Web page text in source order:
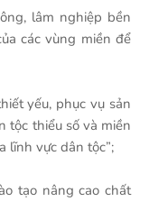
lâm nghiệp bền
các vùng miền để
yếu, phục vụ sản
tộc thiểu số và miền
lĩnh vực dân tộc”;
tạo nâng cao chất